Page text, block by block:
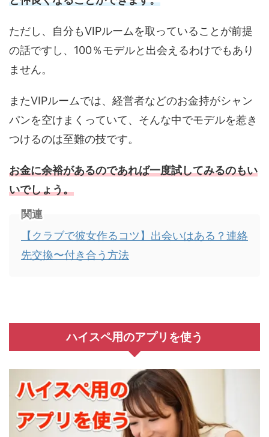
ただし、自分もVIPルームを取っていることが前提
の話ですし、100％モデルと出会えるわけでもあり
ません。
またVIPルームでは、経営者などのお金持がシャン
パンを空けまくっていて、そんな中でモデルを惹き
つけるのは至難の技です。
お金に余裕があるのであれば一度試してみるのもい
いでしょう。
関連
【クラブで彼女作るコツ】出会いはある？連絡
先交換〜付き合う方法
ハイスペ用のアプリを使う